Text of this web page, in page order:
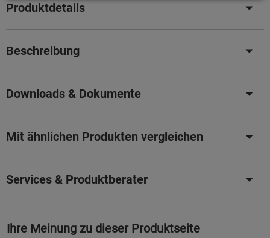
Produktdetails
Beschreibung
Downloads & Dokumente
Mit ähnlichen Produkten vergleichen
Services & Produktberater